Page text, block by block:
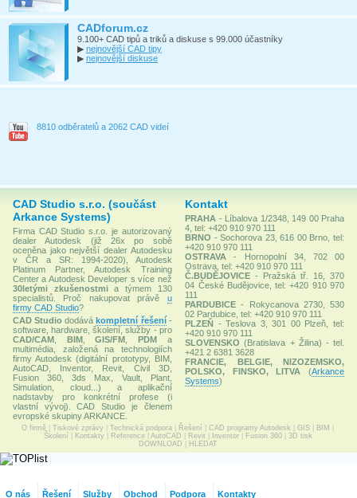
CADforum.cz
9.100+ CAD tipů a triků a diskuse s 99.000 účastníky
▶ nejnovější CAD tipy
▶ nejnovější diskuse
8810 odběratelů a 2062 CAD videí
CAD Studio s.r.o. (součást
Arkance Systems)
Firma CAD Studio s.r.o. je autorizovaný
dealer Autodesk (již 26x po sobě
oceněna jako největší dealer Autodesku
v ČR a SR: 1994-2020), Autodesk
Platinum Partner, Autodesk Training
Center a Autodesk Developer s více než
30letými zkušenostmia týmem 130
specialistů. Proč nakupovat právě u
firmy CAD Studio?
CAD Studio dodávákompletní řešení-
software, hardware, školení, služby - pro
CAD/CAM
BIM,GIS/FM ,PDM a
multimédia, založená na technologiích
firmy Autodesk (digitální prototypy, BIM,
AutoCAD, Inventor, Revit, Civil 3D,
Fusion 360, 3ds Max, Vault, Plant,
Simulation, cloud...) a aplikační
nadstavby pro konkrétní profese (i
vlastní vývoj). CAD Studio je členem
evropské skupiny ARKANCE.
Kontakt
PRAHA - Líbalova 1/2348, 149 00 Praha
4, tel: +420 910 970 111
BRNO - Sochorova 23, 616 00 Brno, tel:
+420 910 970 111
OSTRAVA
- Hornopolní 34, 702 00
Ostrava, tel: +420 910 970 111
Č.BUDĚJOVICE - Pražská tř. 16, 370
04 České Budějovice, tel: +420 910 970
111
PARDUBICE - Rokycanova 2730, 530
02 Pardubice, tel: +420 910 970 111
PLZEŇ - Teslova 3, 301 00 Plzeň, tel:
+420 910 970 111
SLOVENSKO (Bratislava + Žilina) - tel.
+421 2 6381 3628
FRANCIE, BELGIE, NIZOZEMSKO,
POLSKO, FINSKO, LITVA
(Arkance
Systems)
O firmě Tiskové zprávy Technická podpora Řešení CAD programy Autodesk GIS BIM
Školení
Kontakty Reference| AutoCAD Revit Inventor| Fusion 360| 3D tisk
DOWNLOAD
HLEDAT
O nás Řešení Služby Obchod Podpora Kontakty